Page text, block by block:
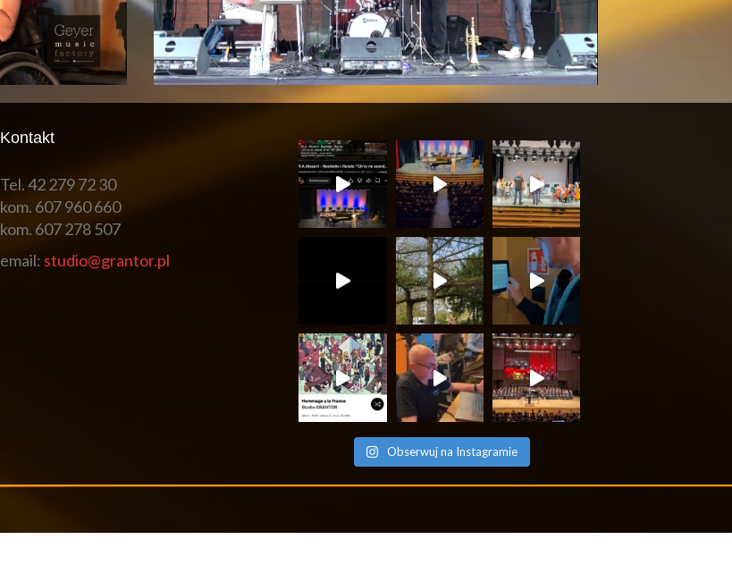
Kontakt
Tel. 42 279 72 30
kom. 607 960 660
kom. 607 278 507
email: studio@grantor.pl
Obserwuj na Instagramie